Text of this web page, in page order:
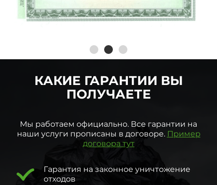
КАКИЕ ГАРАНТИИ ВЫ
ПОЛУЧАЕТЕ
Мы работаем официально. Все гарантии на
наши услуги прописаны в договоре. Пример
договора тут
Гарантия на законное уничтожение
отходов